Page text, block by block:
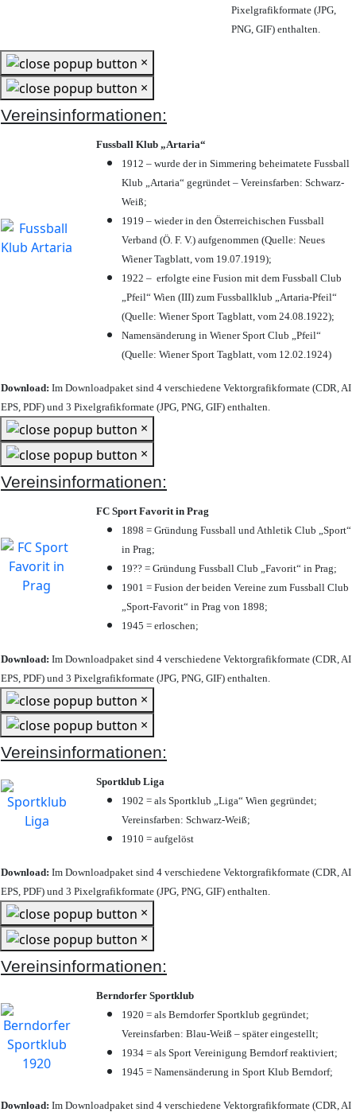
Pixelgrafikformate (JPG,
PNG, GIF) enthalten.
×
×
Vereinsinformationen:
Fussball Klub „Artaria“
1912 – wurde der in Simmering beheimatete Fussball
Klub „Artaria“ gegründet – Vereinsfarben: Schwarz-
Weiß;
1919 – wieder in den Österreichischen Fussball
Verband (Ö. F. V.) aufgenommen (Quelle: Neues
Wiener Tagblatt, vom 19.07.1919);
1922 – erfolgte eine Fusion mit dem Fussball Club
„Pfeil“ Wien (III) zum Fussballklub „Artaria-Pfeil“
(Quelle: Wiener Sport Tagblatt, vom 24.08.1922);
Namensänderung in Wiener Sport Club „Pfeil“
(Quelle: Wiener Sport Tagblatt, vom 12.02.1924)
Download: Im Downloadpaket sind 4 verschiedene Vektorgrafikformate (CDR, AI
EPS, PDF) und 3 Pixelgrafikformate (JPG, PNG, GIF) enthalten.
×
×
Vereinsinformationen:
FC Sport Favorit in Prag
1898 = Gründung Fussball und Athletik Club „Sport“
in Prag;
19?? = Gründung Fussball Club „Favorit“ in Prag;
1901 = Fusion der beiden Vereine zum Fussball Club
„Sport-Favorit“ in Prag von 1898;
1945 = erloschen;
Download: Im Downloadpaket sind 4 verschiedene Vektorgrafikformate (CDR, AI
EPS, PDF) und 3 Pixelgrafikformate (JPG, PNG, GIF) enthalten.
×
×
Vereinsinformationen:
Sportklub Liga
1902 = als Sportklub „Liga“ Wien gegründet;
Vereinsfarben: Schwarz-Weiß;
1910 = aufgelöst
Download: Im Downloadpaket sind 4 verschiedene Vektorgrafikformate (CDR, AI
EPS, PDF) und 3 Pixelgrafikformate (JPG, PNG, GIF) enthalten.
×
×
Vereinsinformationen:
Berndorfer Sportklub
1920 = als Berndorfer Sportklub gegründet;
Vereinsfarben: Blau-Weiß – später eingestellt;
1934 = als Sport Vereinigung Berndorf reaktiviert;
1945 = Namensänderung in Sport Klub Berndorf;
Download: Im Downloadpaket sind 4 verschiedene Vektorgrafikformate (CDR, AI